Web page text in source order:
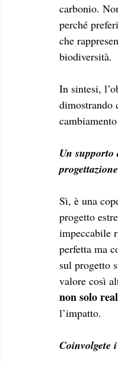
carbonio.
perché
che
biodiversità.
In sintesi,
dimostrando
Un
Sì, è una
progetto
impeccabile
perfetta ma
sul progetto
valore così
non solo
l’impatto.
Coinvolgete